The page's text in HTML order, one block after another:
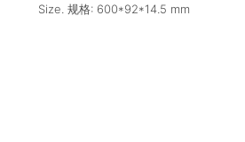
Size. 规格: 600*92*14.5 mm